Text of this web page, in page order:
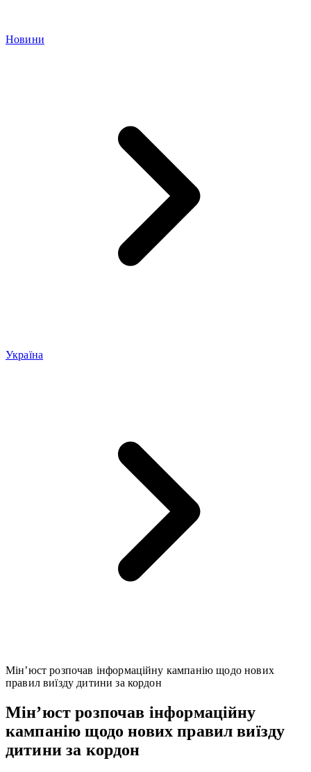
Новини
Україна
Мін’юст розпочав інформаційну кампанію щодо нових
правил виїзду дитини за кордон
Мін’юст розпочав інформаційну
кампанію щодо нових правил виїзду
дитини за кордон